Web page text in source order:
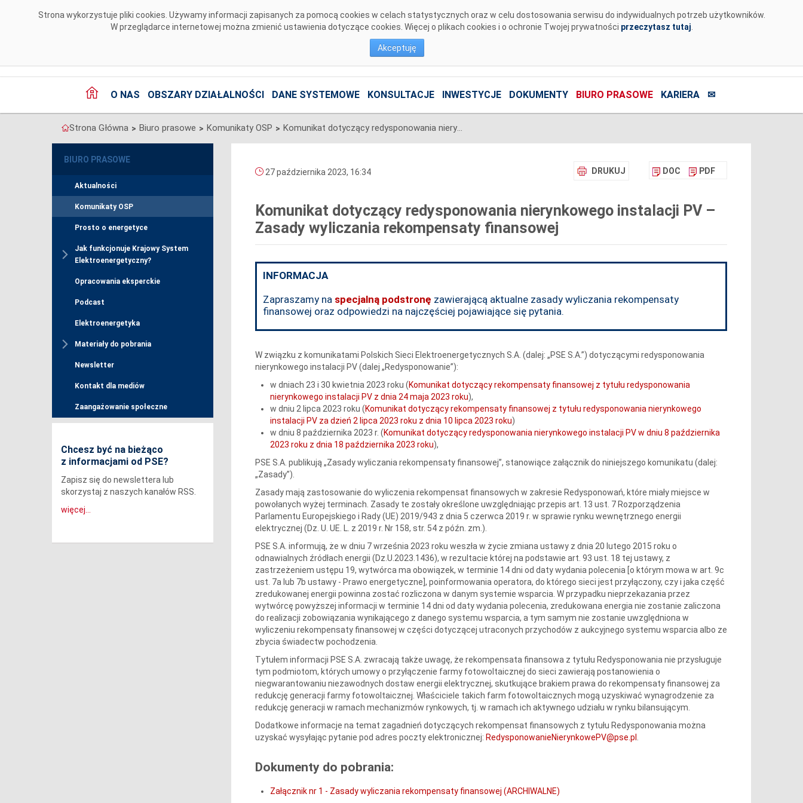
Strona wykorzystuje pliki cookies. Używamy informacji zapisanych za pomocą cookies w celach statystycznych oraz w celu dostosowania serwisu do indywidualnych potrzeb użytkowników.
W przeglądarce internetowej można zmienić ustawienia dotyczące cookies. Więcej o plikach cookies i o ochronie Twojej prywatności przeczytasz tutaj
Akceptuję
O NAS OBSZARY DZIAŁALNOŚCI DANE SYSTEMOWE KONSULTACJE INWESTYCJE DOKUMENTY BIURO PRASOWE KARIERA ✉
Strona Główna > Biuro prasowe > Komunikaty OSP > Komunikat dotyczący redysponowania nierynkowego instalacji PV – Zasady wyliczania rekompensaty finansowej
BIURO PRASOWE
Aktualności
Komunikaty OSP
Prosto o energetyce
Jak funkcjonuje Krajowy System
Elektroenergetyczny?
Opracowania eksperckie
Podcast
Elektroenergetyka
Materiały do pobrania
Newsletter
Kontakt dla mediów
Zaangażowanie społeczne
Chcesz być na bieżąco
z informacjami od PSE?
Zapisz się do newslettera lub
skorzystaj z naszych kanałów RSS.
więcej...
DRUKUJ DOC PDF
27 października 2023, 16:34
Komunikat dotyczący redysponowania nierynkowego instalacji PV –
Zasady wyliczania rekompensaty finansowej
INFORMACJA
Zapraszamy na specjalną podstronę zawierającą aktualne zasady wyliczania rekompensaty
finansowej oraz odpowiedzi na najczęściej pojawiające się pytania.
W związku z komunikatami Polskich Sieci Elektroenergetycznych S.A. (dalej: „PSE S.A.”) dotyczącymi redysponowania
nierynkowego instalacji PV (dalej „Redysponowanie”):
w dniach 23 i 30 kwietnia 2023 roku (Komunikat dotyczący rekompensaty finansowej z tytułu redysponowania
nierynkowego instalacji PV z dnia 24 maja 2023 roku),
w dniu 2 lipca 2023 roku (Komunikat dotyczący rekompensaty finansowej z tytułu redysponowania nierynkowego
instalacji PV za dzień 2 lipca 2023 roku z dnia 10 lipca 2023 roku)
w dniu 8 października 2023 r. (Komunikat dotyczący redysponowania nierynkowego instalacji PV w dniu 8 października
2023 roku z dnia 18 października 2023 roku),
PSE S.A. publikują „Zasady wyliczania rekompensaty finansowej”, stanowiące załącznik do niniejszego komunikatu (dalej:
„Zasady”).
Zasady mają zastosowanie do wyliczenia rekompensat finansowych w zakresie Redysponowań, które miały miejsce w
powołanych wyżej terminach. Zasady te zostały określone uwzględniając przepis art. 13 ust. 7 Rozporządzenia
Parlamentu Europejskiego i Rady (UE) 2019/943 z dnia 5 czerwca 2019 r. w sprawie rynku wewnętrznego energii
elektrycznej (Dz. U. UE. L. z 2019 r. Nr 158, str. 54 z późn. zm.).
PSE S.A. informują, że w dniu 7 września 2023 roku weszła w życie zmiana ustawy z dnia 20 lutego 2015 roku o
odnawialnych źródłach energii (Dz.U.2023.1436), w rezultacie której na podstawie art. 93 ust. 18 tej ustawy, z
zastrzeżeniem ustępu 19, wytwórca ma obowiązek, w terminie 14 dni od daty wydania polecenia [o którym mowa w art. 9c
ust. 7a lub 7b ustawy - Prawo energetyczne], poinformowania operatora, do którego sieci jest przyłączony, czy i jaka część
zredukowanej energii powinna zostać rozliczona w danym systemie wsparcia. W przypadku nieprzekazania przez
wytwórcę powyższej informacji w terminie 14 dni od daty wydania polecenia, zredukowana energia nie zostanie zaliczona
do realizacji zobowiązania wynikającego z danego systemu wsparcia, a tym samym nie zostanie uwzględniona w
wyliczeniu rekompensaty finansowej w części dotyczącej utraconych przychodów z aukcyjnego systemu wsparcia albo ze
zbycia świadectw pochodzenia.
Tytułem informacji PSE S.A. zwracają także uwagę, że rekompensata finansowa z tytułu Redysponowania nie przysługuje
tym podmiotom, których umowy o przyłączenie farmy fotowoltaicznej do sieci zawierają postanowienia o
niegwarantowaniu niezawodnych dostaw energii elektrycznej, skutkujące brakiem prawa do rekompensaty finansowej za
redukcję generacji farmy fotowoltaicznej. Właściciele takich farm fotowoltaicznych mogą uzyskiwać wynagrodzenie za
redukcję generacji w ramach mechanizmów rynkowych, tj. w ramach ich aktywnego udziału w rynku bilansującym.
Dodatkowe informacje na temat zagadnień dotyczących rekompensat finansowych z tytułu Redysponowania można
uzyskać wysyłając pytanie pod adres poczty elektronicznej: RedysponowanieNierynkowePV@pse.pl
Dokumenty do pobrania:
Załącznik nr 1 - Zasady wyliczania rekompensaty finansowej (ARCHIWALNE)